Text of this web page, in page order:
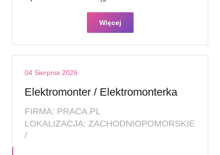
Więcej
04 Sierpnia 2026
Elektromonter / Elektromonterka
FIRMA: PRACA.PL
LOKALIZACJA: ZACHODNIOPOMORSKIE
/